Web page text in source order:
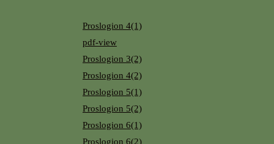
Proslogion 4(1)
pdf-view
Proslogion 3(2)
Proslogion 4(2)
Proslogion 5(1)
Proslogion 5(2)
Proslogion 6(1)
Proslogion 6(2)